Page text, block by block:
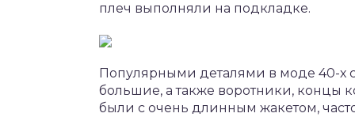
плеч выполняли на подкладке.
Популярными деталями в моде 40-х
большие, а также воротники, концы
были с очень длинным жакетом,